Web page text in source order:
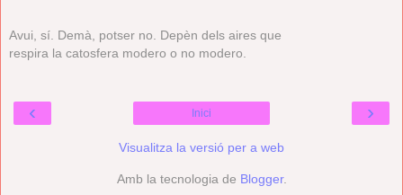
Avui, sí. Demà, potser no. Depèn dels aires que
respira la catosfera modero o no modero.
‹ ›
Inici
Visualitza la versió per a web
Amb la tecnologia de Blogger.